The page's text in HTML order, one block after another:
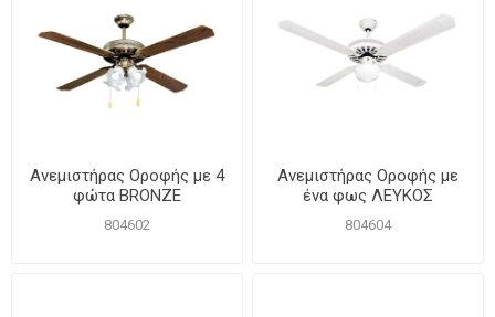
Ανεμιστήρας Οροφής με 4
φώτα BRONZE
804602
Ανεμιστήρας Οροφής με
ένα φως ΛΕΥΚΟΣ
804604